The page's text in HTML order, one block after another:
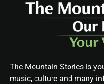
The Mountain Stories is
music, culture and many